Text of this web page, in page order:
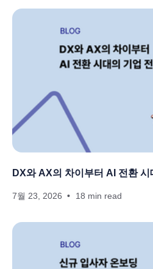
DX와 AX의 차이부터 AI 전환 시
7월 23, 2026 18 min read